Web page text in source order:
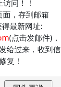
问！！
，存到邮箱
最新网址:
(点击发邮件)，
给过来，收到信
复！